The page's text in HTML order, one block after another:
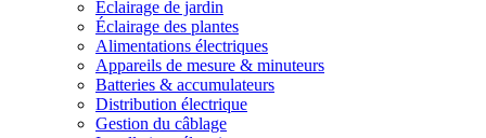
Éclairage de jardin
Éclairage des plantes
Alimentations électriques
Appareils de mesure & minuteurs
Batteries & accumulateurs
Distribution électrique
Gestion du câblage